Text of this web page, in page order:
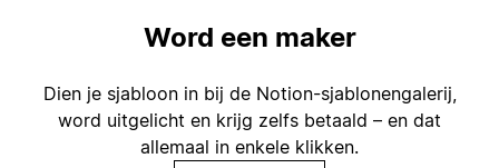
Word een maker
Dien je sjabloon in bij de Notion-sjablonengalerij,
word uitgelicht en krijg zelfs betaald – en dat
allemaal in enkele klikken.